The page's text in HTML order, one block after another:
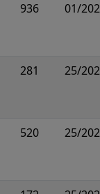
936 01/
281 25/
520 25/